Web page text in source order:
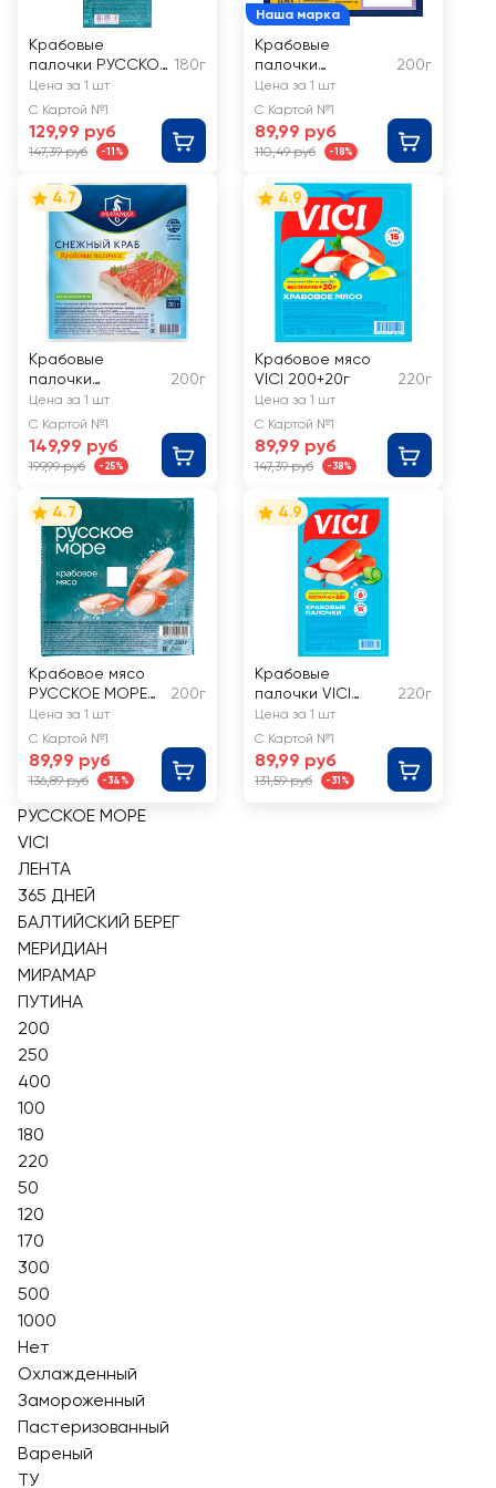
Крабовые
палочки РУССКОЕ
МОРЕ Краб-ролл
с сыром и
зеленью, имитация
180г
Цена за 1 шт
С Картой №1
129,99 руб
147,39 руб -11%
Наша марка
Крабовые
палочки
замороженные
ЛЕНТА (имитация)
200г
Цена за 1 шт
С Картой №1
89,99 руб
110,49 руб -18%
4.7
Крабовые
палочки
МИРАМАР
Снежный краб
200г
Цена за 1 шт
С Картой №1
149,99 руб
199,99 руб -25%
4.9
Крабовое мясо
VICI 200+20г
220г
Цена за 1 шт
С Картой №1
89,99 руб
147,39 руб -38%
4.7
Крабовое мясо
РУССКОЕ МОРЕ
(имитация)
200г
Цена за 1 шт
С Картой №1
89,99 руб
136,89 руб -34%
4.9
Крабовые
палочки VICI
200+20г
220г
Цена за 1 шт
С Картой №1
89,99 руб
131,59 руб -31%
РУССКОЕ МОРЕ
VICI
ЛЕНТА
365 ДНЕЙ
БАЛТИЙСКИЙ БЕРЕГ
МЕРИДИАН
МИРАМАР
ПУТИНА
200
250
400
100
180
220
50
120
170
300
500
1000
Нет
Охлажденный
Замороженный
Пастеризованный
Вареный
ТУ